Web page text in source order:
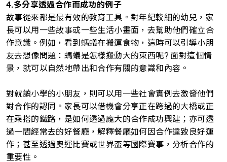
4.多分享透過合作而成功的例子
故事從來都是最有效的教育工具。對年紀較細的幼兒，家
長可以用一些故事或一些生活小畫面，去幫助他們確立合
作意識。例如，看到螞蟻在搬運食物，這時可以引導小朋
友去想像問題：螞蟻是怎樣搬動大的東西呢? 面對這個情
景，就可以自然地帶出和合作有關的意識和內容。
對就讀小學的小朋友，則可以用一些社會實例去激發他們
對合作的認同。家長可以借機會分享正在跨過的大橋或正
在乘搭的鐵路，是如何透過龐大的合作成功興建；亦可透
過一間經常去的好餐廳，解釋餐廳如何因合作達致良好運
作；甚至透過奧運比賽或世界盃等國際賽事，分析合作的
重要性。